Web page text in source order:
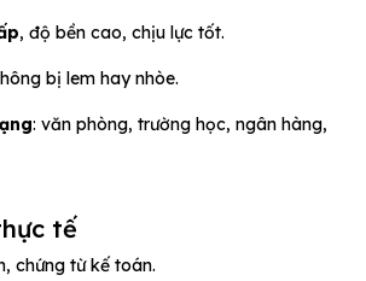
, độ bền cao, chịu lực tốt.
bị lem hay nhòe.
: văn phòng, trường học, ngân hàng,
tế
chứng từ kế toán.